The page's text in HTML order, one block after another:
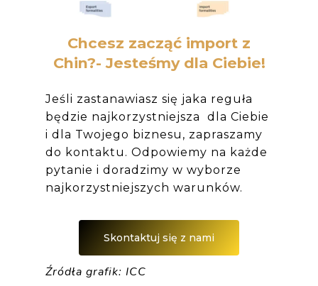
Chcesz zacząć import z
Chin?- Jesteśmy dla Ciebie!
Jeśli zastanawiasz się jaka reguła
będzie najkorzystniejsza dla Ciebie
i dla Twojego biznesu, zapraszamy
do kontaktu. Odpowiemy na każde
pytanie i doradzimy w wyborze
najkorzystniejszych warunków.
Skontaktuj się z nami
Źródła grafik: ICC